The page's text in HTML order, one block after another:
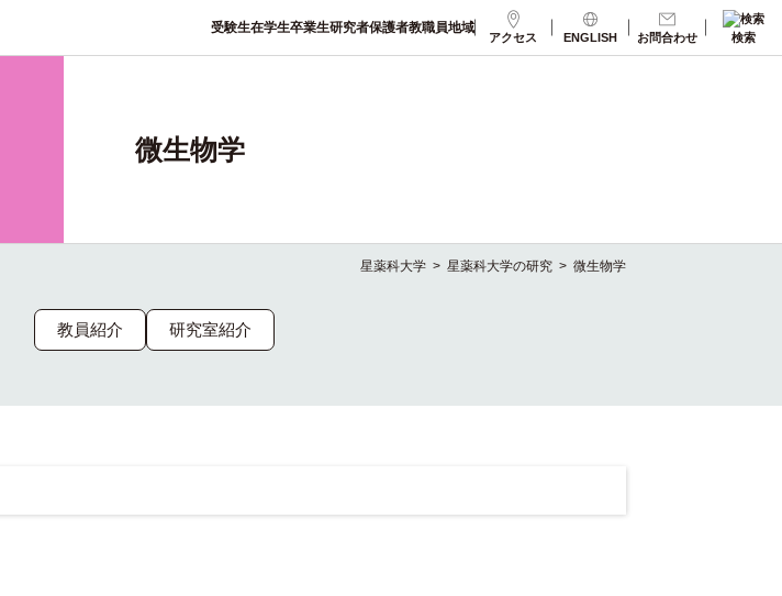
受験生在学生卒業生研究者保護者教職員地域
アクセス ENGLISH お問合わせ 検索
微生物学
星薬科大学 > 星薬科大学の研究 > 微生物学
教員紹介 研究室紹介